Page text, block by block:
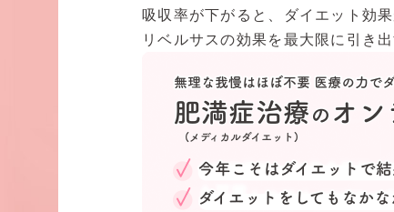
吸収率が下がると、ダイエット効
リベルサスの効果を最大限に引き